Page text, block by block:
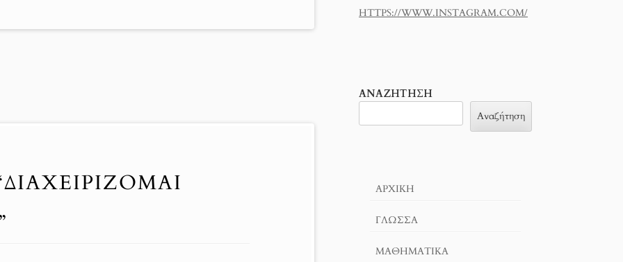
HTTPS://WWW.INSTAGRAM.COM/
ΑΝΑΖΉΤΗΣΗ
Αναζήτηση
ΑΡΧΙΚΉ
ΓΛΏΣΣΑ
ΜΑΘΗΜΑΤΙΚΆ